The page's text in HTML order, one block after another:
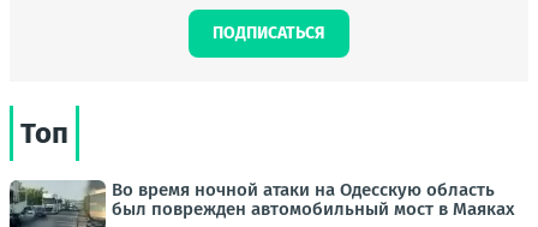
ПОДПИСАТЬСЯ
Топ
Во время ночной атаки на Одесскую область
был поврежден автомобильный мост в Маяках